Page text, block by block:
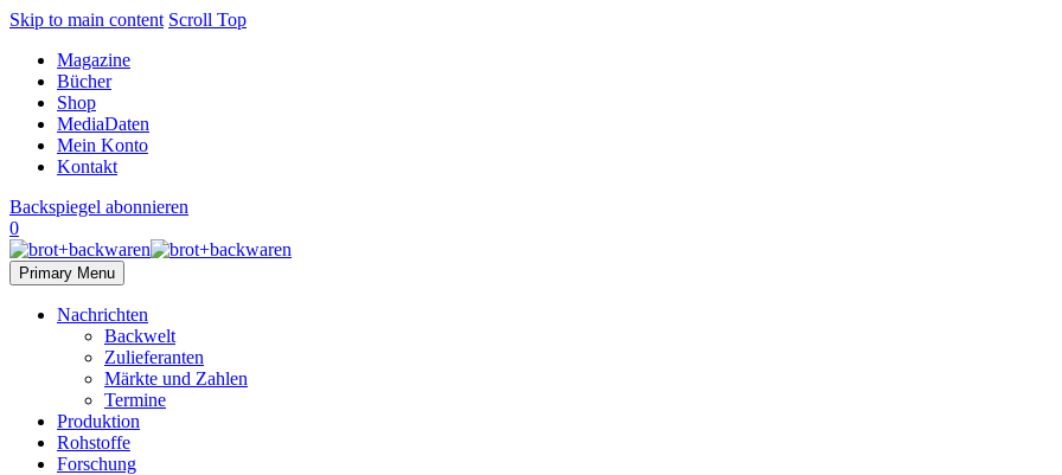
Skip to main content Scroll Top
Magazine
Bücher
Shop
MediaDaten
Mein Konto
Kontakt
Backspiegel abonnieren
0
Primary Menu
Nachrichten
Backwelt
Zulieferanten
Märkte und Zahlen
Termine
Produktion
Rohstoffe
Forschung